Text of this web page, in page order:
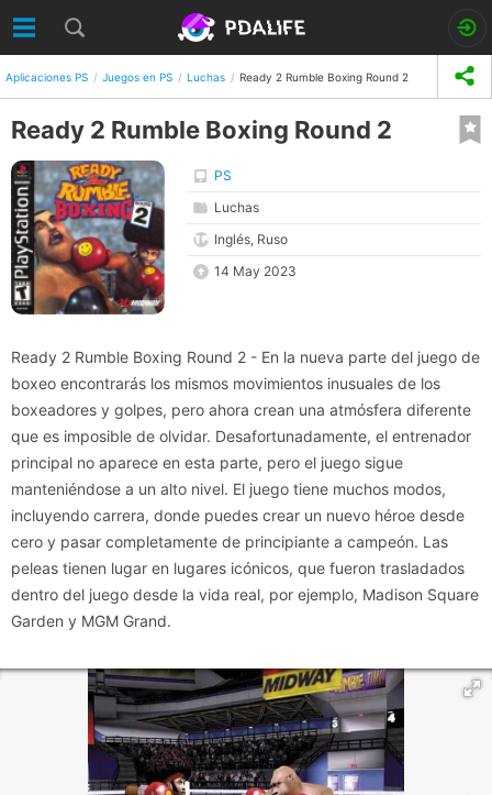
Aplicaciones PS Juegos en PS Luchas Ready 2 Rumble Boxing Round 2
Ready 2 Rumble Boxing Round 2
PS
Luchas
Inglés, Ruso
14 May 2023
Ready 2 Rumble Boxing Round 2 - En la nueva parte del juego de
boxeo encontrarás los mismos movimientos inusuales de los
boxeadores y golpes, pero ahora crean una atmósfera diferente
que es imposible de olvidar. Desafortunadamente, el entrenador
principal no aparece en esta parte, pero el juego sigue
manteniéndose a un alto nivel. El juego tiene muchos modos,
incluyendo carrera, donde puedes crear un nuevo héroe desde
cero y pasar completamente de principiante a campeón. Las
peleas tienen lugar en lugares icónicos, que fueron trasladados
dentro del juego desde la vida real, por ejemplo, Madison Square
Garden y MGM Grand.